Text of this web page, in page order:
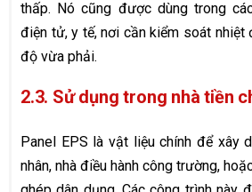
thấp. Nó cũng được dùng trong
điện tử, y tế, nơi cần kiểm soát
độ vừa phải.
2.3. Sử dụng trong nhà tiền
Panel EPS là vật liệu chính để xây
nhân, nhà điều hành công trường,